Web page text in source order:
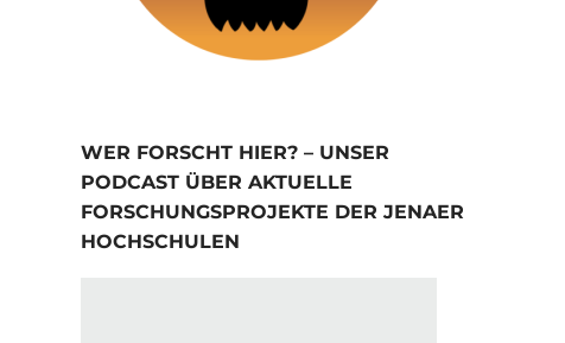
WER FORSCHT HIER? – UNSER
PODCAST ÜBER AKTUELLE
FORSCHUNGSPROJEKTE DER JENAER
HOCHSCHULEN